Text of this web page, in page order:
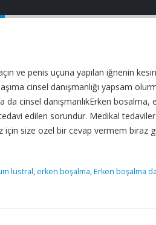
ve penis uçuna yapılan iğnenin kesin
cinsel danışmanlığı yapsam
da cinsel danışmanlıkErken bosalma,
edilen sorundur. Medikal
size ozel bir cevap vermem biraz
lustral,erken boşalma,Erken boşalma